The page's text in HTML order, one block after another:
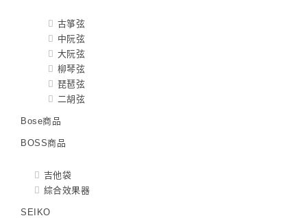
古箏弦
中阮弦
大阮弦
柳琴弦
琵琶弦
二胡弦
Bose商品
BOSS商品
吉他袋
綜合效果器
SEIKO